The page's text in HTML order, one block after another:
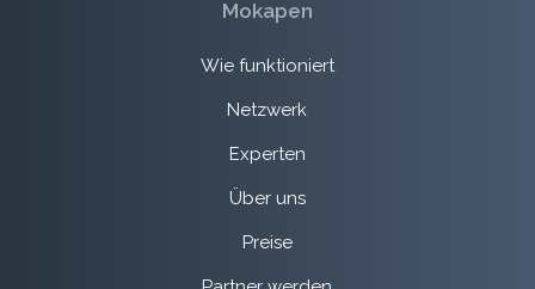
Mokapen
Wie funktioniert
Netzwerk
Experten
Über uns
Preise